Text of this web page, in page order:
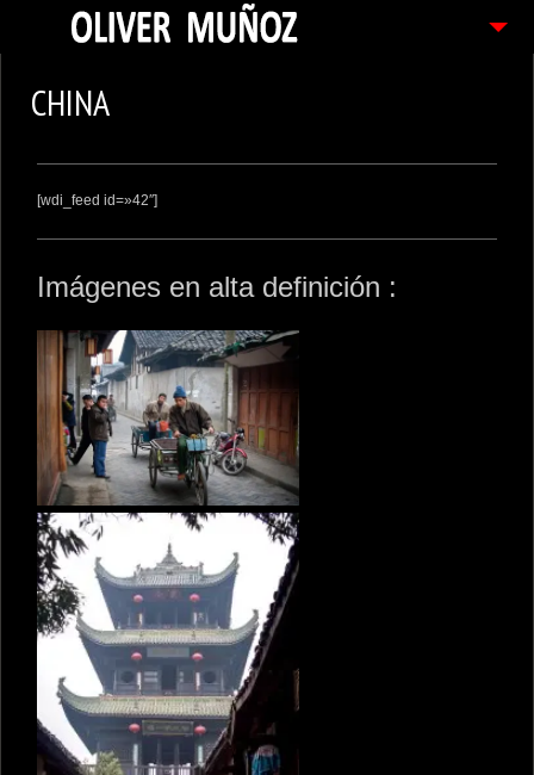
FOTOGRAFIAS
CONTACTO
PEDIDOS
CHINA
[wdi_feed id=»42″]
Imágenes en alta definición :